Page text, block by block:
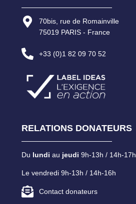
70bis, rue de Romainville
75019 PARIS - France
+33 (0)1 82 09 70 52
RELATIONS DONATEURS
Du lundi au jeudi 9h-13h / 14h-17h
Le vendredi 9h-13h / 14h-16h
Contact donateurs